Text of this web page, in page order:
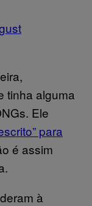
tinha alguma
Ele
para
é assim
à